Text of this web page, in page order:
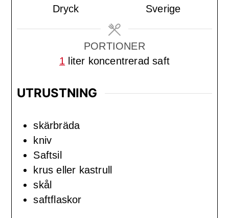
Dryck
Sverige
PORTIONER
1 liter koncentrerad saft
UTRUSTNING
skärbräda
kniv
Saftsil
krus eller kastrull
skål
saftflaskor